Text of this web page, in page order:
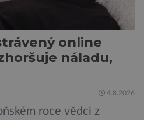
online
náladu,
4.8.2026
roce vědci z